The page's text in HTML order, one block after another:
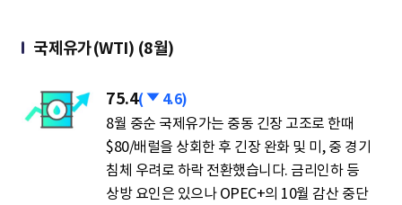
국제유가(WTI) (8월)
75.4하
락
( 4.6)
8월 중순 국제유가는 중동 긴장 고조로 한때
$80/배럴을 상회한 후 긴장 완화 및 미, 중 경기
침체 우려로 하락 전환했습니다. 금리인하 등
상방 요인은 있으나 OPEC+의 10월 감산 중단